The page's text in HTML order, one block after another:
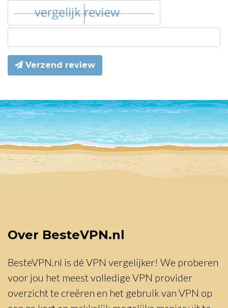
Verzend review
Over BesteVPN.nl
BesteVPN.nl is dé VPN vergelijker! We proberen
voor jou het meest volledige VPN provider
overzicht te creëren en het gebruik van VPN op